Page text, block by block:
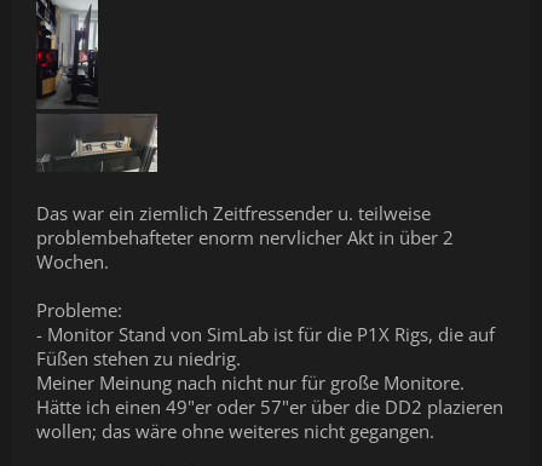
Das war ein ziemlich Zeitfressender u. teilweise
problembehafteter enorm nervlicher Akt in über 2
Wochen.
Probleme:
- Monitor Stand von SimLab ist für die P1X Rigs, die auf
Füßen stehen zu niedrig.
Meiner Meinung nach nicht nur für große Monitore.
Hätte ich einen 49"er oder 57"er über die DD2 plazieren
wollen; das wäre ohne weiteres nicht gegangen.